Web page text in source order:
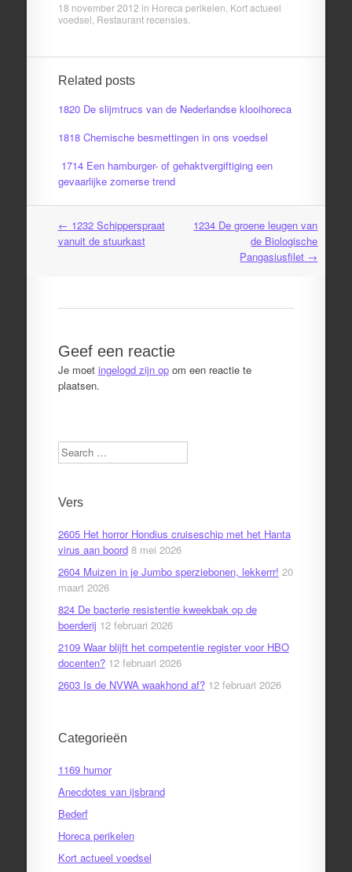
18 november 2012 in Horeca perikelen, Kort actueel
voedsel, Restaurant recensies.
Related posts
1820 De slijmtrucs van de Nederlandse klooihoreca
1818 Chemische besmettingen in ons voedsel
1714 Een hamburger- of gehaktvergiftiging een
gevaarlijke zomerse trend
Post
navigation
← 1232 Schipperspraat
vanuit de stuurkast
1234 De groene leugen van
de Biologische
Pangasiusfilet →
Geef een reactie
Je moet ingelogd zijn opom een reactie te
plaatsen.
Search
Vers
2605 Het horror Hondius cruiseschip met het Hanta
virus aan boord 8 mei 2026
2604 Muizen in je Jumbo sperziebonen, lekkerrr! 20
maart 2026
824 De bacterie resistentie kweekbak op de
boerderij 12 februari 2026
2109 Waar blijft het competentie register voor HBO
docenten? 12 februari 2026
2603 Is de NVWA waakhond af? 12 februari 2026
Categorieën
1169 humor
Anecdotes van ijsbrand
Bederf
Horeca perikelen
Kort actueel voedsel